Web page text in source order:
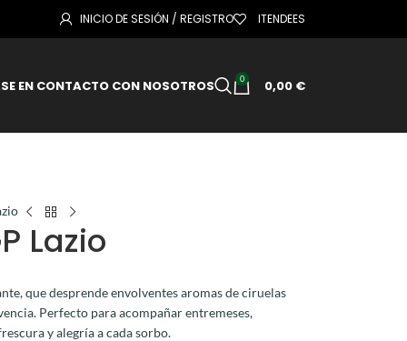
INICIO DE SESIÓN / REGISTRO ITENDEES
EN CONTACTO CON NOSOTROS 0 0,00 €
Lazio
que desprende envolventes aromas de ciruelas
Perfecto para acompañar entremeses,
y alegría a cada sorbo.